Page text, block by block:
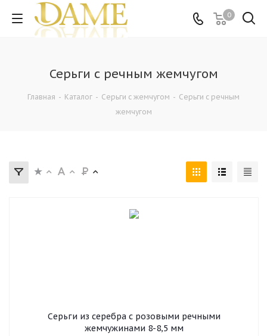
0
Серьги с речным жемчугом
Главная - Каталог - Серьги с жемчугом - Серьги с речным
жемчугом
Серьги из серебра с розовыми речными
жемчужинами 8-8,5 мм